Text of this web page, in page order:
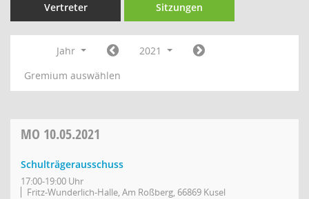
Vertreter Sitzungen
Jahr
2021
Gremium auswählen
MO 10.05.2021
Schulträgerausschuss
17:00-19:00 Uhr
Fritz-Wunderlich-Halle, Am Roßberg, 66869 Kusel